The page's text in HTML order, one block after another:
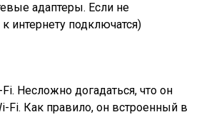
адаптеры. Если не
интернету подключатся)
Несложно догадаться, что он
Fi. Как правило, он встроенный в